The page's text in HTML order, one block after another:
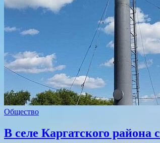
Общество
В селе Каргатского